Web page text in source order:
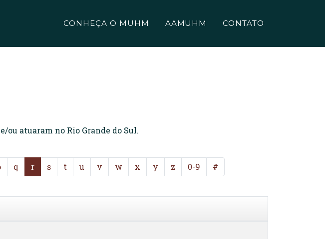
CONHEÇA O MUHM AAMUHM CONTATO
ou atuaram no Rio Grande do Sul.
q r s t u v w x y z 0-9 #